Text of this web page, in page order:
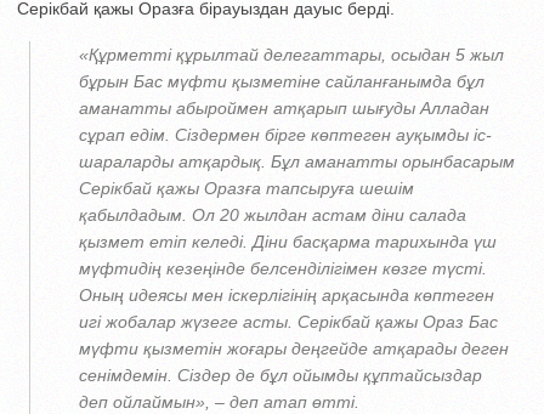
Серікбай қажы Оразға бірауыздан дауыс берді.
«Құрметті құрылтай делегаттары, осыдан 5 жыл
бұрын Бас мүфти қызметіне сайланғанымда бұл
аманатты абыроймен атқарып шығуды Алладан
сұрап едім. Сіздермен бірге көптеген ауқымды іс-
шараларды атқардық. Бұл аманатты орынбасарым
Серікбай қажы Оразға тапсыруға шешім
қабылдадым. Ол 20 жылдан астам діни салада
қызмет етіп келеді. Діни басқарма тарихында үш
мүфтидің кезеңінде белсенділігімен көзге түсті.
Оның идеясы мен іскерлігінің арқасында көптеген
игі жобалар жүзеге асты. Серікбай қажы Ораз Бас
мүфти қызметін жоғары деңгейде атқарады деген
сенімдемін. Сіздер де бұл ойымды құптайсыздар
деп ойлаймын», – деп атап өтті.